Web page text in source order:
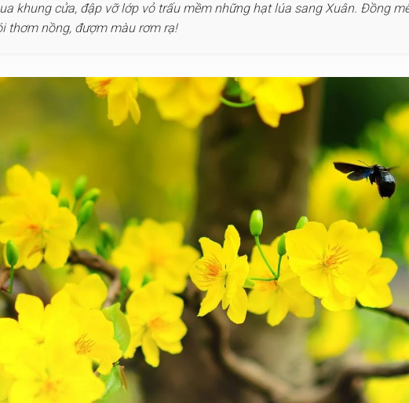
khung cửa, đập vỡ lớp vỏ trấu mềm những hạt lúa sang Xuân. Đồng
thơm nồng, đượm màu rơm rạ!